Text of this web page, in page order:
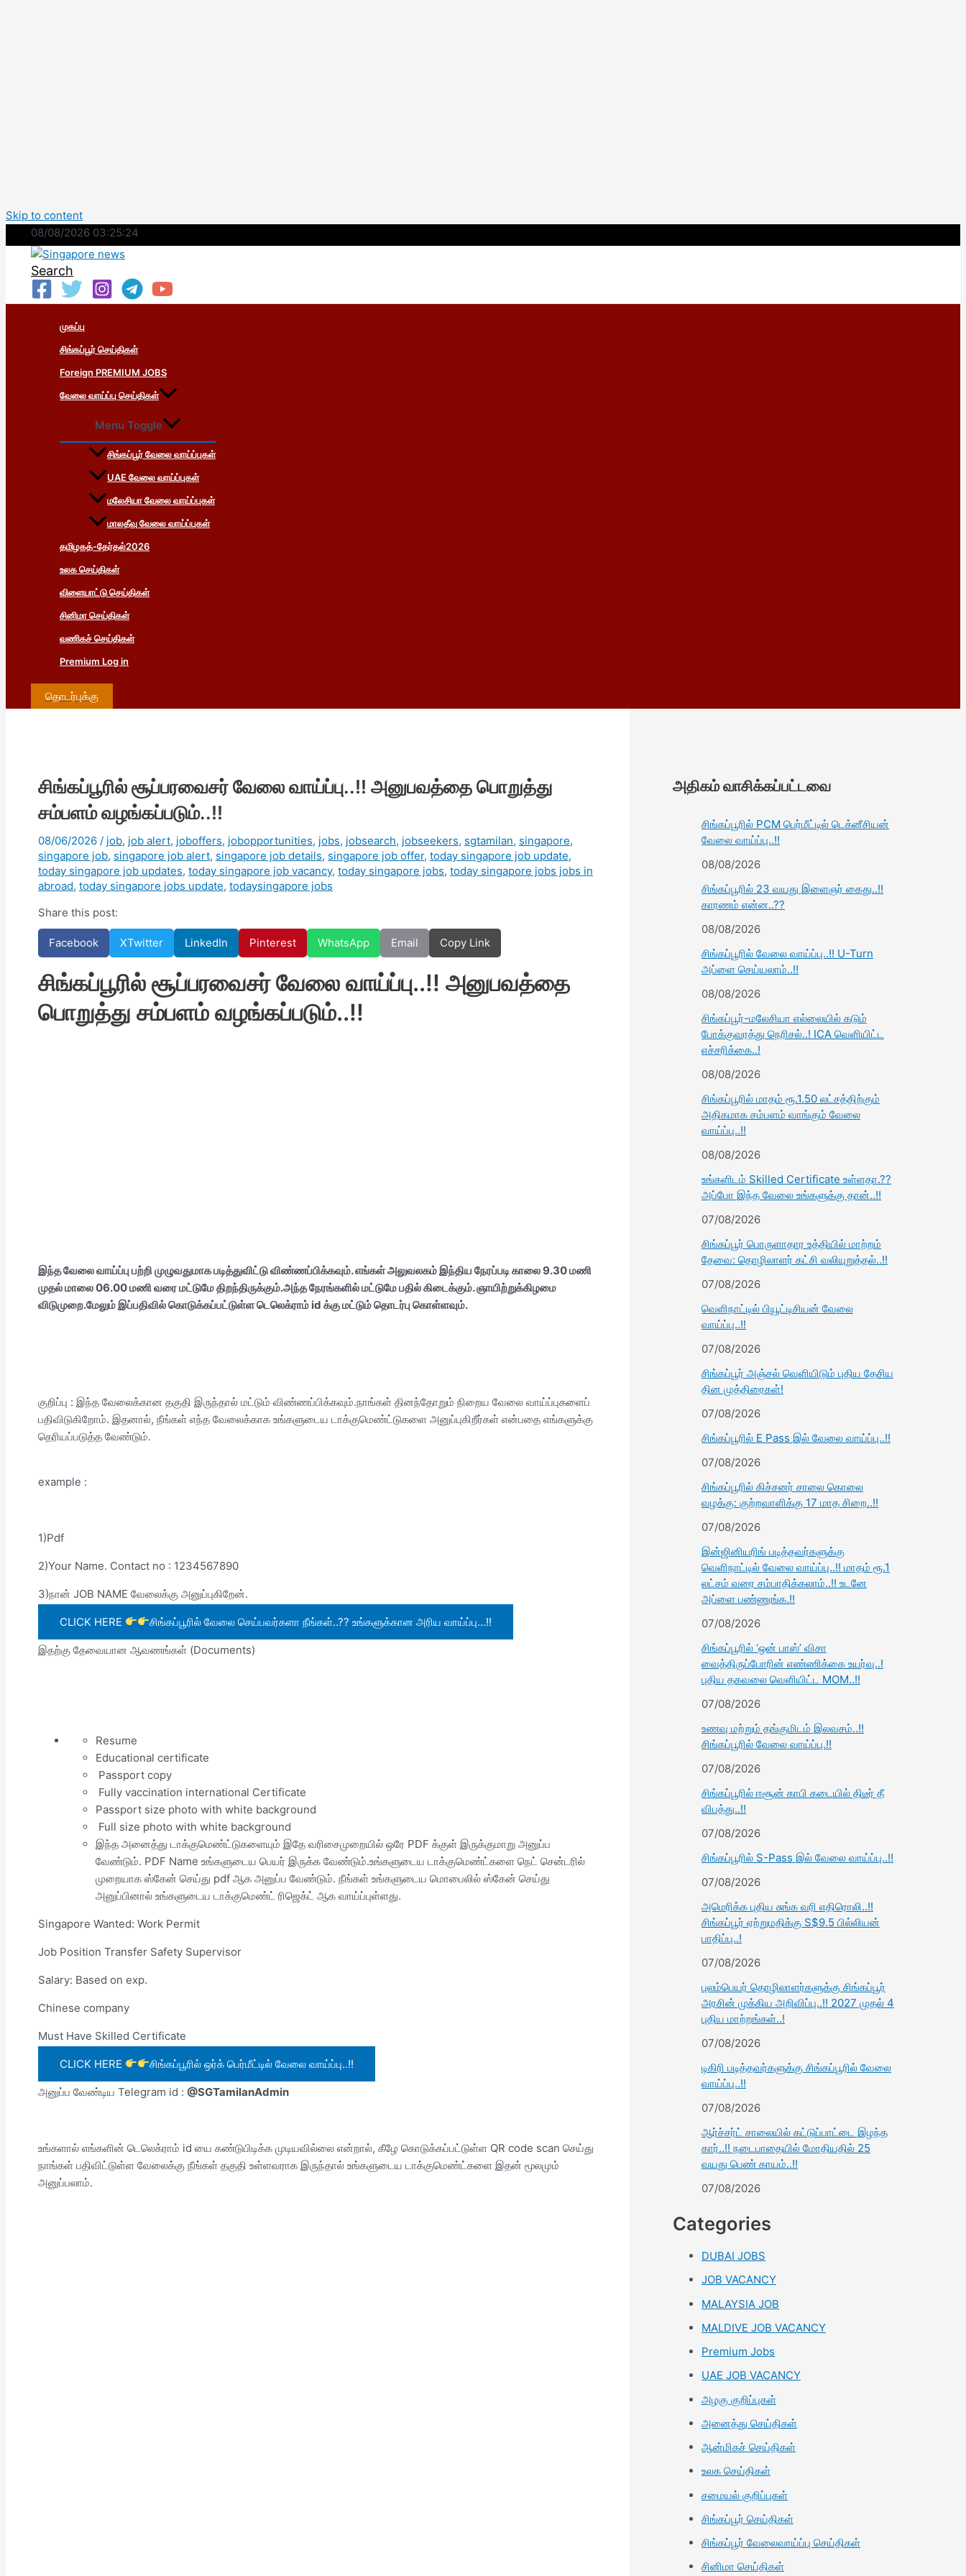
Skip to content
08/08/2026 03:25:25
Search
முகப்பு
சிங்கப்பூர் செய்திகள்
Foreign PREMIUM JOBS
வேலை வாய்ப்பு செய்திகள்
Menu Toggle
சிங்கப்பூர் வேலை வாய்ப்புகள்
UAE வேலை வாய்ப்புகள்
மலேசியா வேலை வாய்ப்புகள்
மாலதீவு வேலை வாய்ப்புகள்
தமிழகத்-தேர்தல்2026
உலக செய்திகள்
விளையாட்டு செய்திகள்
சினிமா செய்திகள்
வணிகச் செய்திகள்
Premium Log in
தொடர்புக்கு
சிங்கப்பூரில் சூப்பரவைசர் வேலை வாய்ப்பு..!! அனுபவத்தை பொறுத்து
சம்பளம் வழங்கப்படும்..!!
08/06/2026 / job, job alert, joboffers, jobopportunities, jobs, jobsearch, jobseekers, sgtamilan, singapore,
singapore job, singapore job alert, singapore job details, singapore job offer, today singapore job update,
today singapore job updates, today singapore job vacancy, today singapore jobs, today singapore jobs jobs in
abroad, today singapore jobs update, todaysingapore jobs
Share this post:
Facebook XTwitter LinkedIn Pinterest WhatsApp Email Copy Link
சிங்கப்பூரில் சூப்பரவைசர் வேலை வாய்ப்பு..!! அனுபவத்தை
பொறுத்து சம்பளம் வழங்கப்படும்..!!
இந்த வேலை வாய்ப்பு பற்றி முழுவதுமாக படித்துவிட்டு விண்ணப்பிக்கவும். எங்கள்அலுவலகம் இந்திய நேரப்படி காலை 9.30 மணி
முதல் மாலை 06.00 மணி வரை மட்டுமே திறந்திருக்கும்.அந்த நேரங்களில் மட்டுமே பதில் கிடைக்கும். ஞாயிற்றுக்கிழமை
விடுமுறை.மேலும் இப்பதிவில் கொடுக்கப்பட்டுள்ள டெலெக்ராம் id க்கு மட்டும் தொடர்பு கொள்ளவும்.
குறிப்பு : இந்த வேலைக்கான தகுதி இருந்தால் மட்டும் விண்ணப்பிக்கவும்.நாங்கள் தினந்தோறும் நிறைய வேலை வாய்ப்புகளைப்
பதிவிடுகிறோம். இதனால், நீங்கள் எந்த வேலைக்காக உங்களுடைய டாக்குமெண்ட்டுகளை அனுப்புகிறீர்கள் என்பதை எங்களுக்கு
தெரியப்படுத்த வேண்டும்.
example :
1)Pdf
2)Your Name. Contact no : 1234567890
3)நான் JOB NAME வேலைக்கு அனுப்புகிறேன்.
CLICK HERE சிங்கப்பூரில் வேலை செய்பவர்களா நீங்கள்..?? உங்களுக்கான அரிய வாய்ப்பு…!!
இதற்கு தேவையான ஆவணங்கள் (Documents)
Resume
Educational certificate
Passport copy
Fully vaccination international Certificate
Passport size photo with white background
Full size photo with white background
இந்த அனைத்து டாக்குமெண்ட்டுகளையும் இதே வரிசைமுறையில் ஒரே PDF க்குள் இருக்குமாறு அனுப்ப
வேண்டும். PDF Name உங்களுடைய பெயர் இருக்க வேண்டும்.உங்களுடைய டாக்குமெண்ட்களை நெட் சென்டரில்
முறையாக ஸ்கேன் செய்து pdf ஆக அனுப்ப வேண்டும். நீங்கள் உங்களுடைய மொபைலில் ஸ்கேன் செய்து
அனுப்பினால் உங்களுடைய டாக்குமெண்ட் ரிஜெக்ட் ஆக வாய்ப்புள்ளது.
Singapore Wanted: Work Permit
Job Position Transfer Safety Supervisor
Salary: Based on exp.
Chinese company
Must Have Skilled Certificate
CLICK HERE சிங்கப்பூரில் ஒர்க் பெர்மீட்டில் வேலை வாய்ப்பு..!!
அனுப்ப வேண்டிய Telegram id : @SGTamilanAdmin
உங்களால் எங்களின் டெலெக்ராம் id யை கண்டுபிடிக்க முடியவில்லை என்றால், கீழே கொடுக்கப்பட்டுள்ள QR code scan செய்து
நாங்கள் பதிவிட்டுள்ள வேலைக்கு நீங்கள் தகுதி உள்ளவராக இருந்தால் உங்களுடைய டாக்குமெண்ட்களை இதன் மூலமும்
அனுப்பலாம்.
அதிகம் வாசிக்கப்பட்டவை
சிங்கப்பூரில் PCM பெர்மீட்டில் டெக்னீசியன்
வேலை வாய்ப்பு..!!
08/08/2026
சிங்கப்பூரில் 23 வயது இளைஞர் கைது..!!
காரணம் என்ன..??
08/08/2026
சிங்கப்பூரில் வேலை வாய்ப்பு..!! U-Turn
அப்ளை செய்யலாம்..!!
08/08/2026
சிங்கப்பூர்-மலேசியா எல்லையில் கடும்
போக்குவரத்து நெரிசல்..! ICA வெளியிட்ட
எச்சரிக்கை..!
08/08/2026
சிங்கப்பூரில் மாதம் ரூ.1.50 லட்சத்திற்கும்
அதிகமாக சம்பளம் வாங்கும் வேலை
வாய்ப்பு..!!
08/08/2026
உங்களிடம் Skilled Certificate உள்ளதா.??
அப்போ இந்த வேலை உங்களுக்கு தான்..!!
07/08/2026
சிங்கப்பூர் பொருளாதார உத்தியில் மாற்றம்
தேவை: தொழிலாளர் கட்சி வலியுறுத்தல்..!!
07/08/2026
வெளிநாட்டில் பியூட்டிசியன் வேலை
வாய்ப்பு..!!
07/08/2026
சிங்கப்பூர் அஞ்சல் வெளியிடும் புதிய தேசிய
தின முத்திரைகள்!
07/08/2026
சிங்கப்பூரில் E Pass இல் வேலை வாய்ப்பு..!!
07/08/2026
சிங்கப்பூரில் கிச்சனர் சாலை கொலை
வழக்கு: குற்றவாளிக்கு 17 மாத சிறை..!!
07/08/2026
இன்ஜினியரிங் படித்தவர்களுக்கு
வெளிநாட்டில் வேலை வாய்ப்பு..!! மாதம் ரூ.1
லட்சம் வரை சம்பாதிக்கலாம்..!! உடனே
அப்ளை பண்ணுங்க.!!
07/08/2026
சிங்கப்பூரில் ‘ஒன் பாஸ்’ விசா
வைத்திருப்போரின் எண்ணிக்கை உயர்வு..!
புதிய தகவலை வெளியிட்ட MOM..!!
07/08/2026
உணவு மற்றும் தங்குமிடம் இலவசம்..!!
சிங்கப்பூரில் வேலை வாய்ப்பு.!!
07/08/2026
சிங்கப்பூரில் ஈசூன் காபி கடையில் திடீர் தீ
விபத்து..!!
07/08/2026
சிங்கப்பூரில் S-Pass இல் வேலை வாய்ப்பு..!!
07/08/2026
அமெரிக்க புதிய சுங்க வரி எதிரொலி..!!
சிங்கப்பூர் ஏற்றுமதிக்கு S$9.5 பில்லியன்
பாதிப்பு..!
07/08/2026
புலம்பெயர் தொழிலாளர்களுக்கு சிங்கப்பூர்
அரசின் முக்கிய அறிவிப்பு..!! 2027 முதல் 4
புதிய மாற்றங்கள்..!
07/08/2026
டிகிரி படித்தவர்களுக்கு சிங்கப்பூரில் வேலை
வாய்ப்பு..!!
07/08/2026
ஆர்ச்சர்ட் சாலையில் கட்டுப்பாட்டை இழந்த
கார்..!! நடைபாதையில் மோதியதில் 25
வயது பெண் காயம்..!!
07/08/2026
Categories
DUBAI JOBS
JOB VACANCY
MALAYSIA JOB
MALDIVE JOB VACANCY
Premium Jobs
UAE JOB VACANCY
அழகு குறிப்புகள்
அனைத்து செய்திகள்
ஆன்மிகச் செய்திகள்
உலக செய்திகள்
சமையல் குறிப்புகள்
சிங்கப்பூர் செய்திகள்
சிங்கப்பூர் வேலைவாய்ப்பு செய்திகள்
சினிமா செய்திகள்